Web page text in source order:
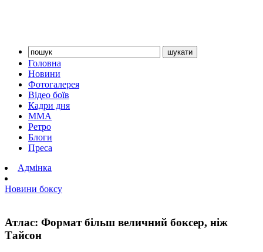
Головна
Новини
Фотогалерея
Відео боїв
Кадри дня
ММА
Ретро
Блоги
Преса
Адмінка
Новини боксу
Атлас: Формат більш величний боксер, ніж
Тайсон